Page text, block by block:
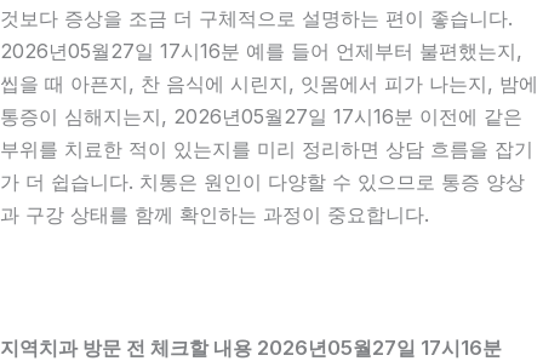
것보다 증상을 조금 더 구체적으로 설명하는 편이 좋습니다.
2026년05월27일 17시16분 예를 들어 언제부터 불편했는지,
씹을 때 아픈지, 찬 음식에 시린지, 잇몸에서 피가 나는지, 밤에
통증이 심해지는지, 2026년05월27일 17시16분 이전에 같은
부위를 치료한 적이 있는지를 미리 정리하면 상담 흐름을 잡기
가 더 쉽습니다. 치통은 원인이 다양할 수 있으므로 통증 양상
과 구강 상태를 함께 확인하는 과정이 중요합니다.
지역치과 방문 전 체크할 내용 2026년05월27일 17시16분